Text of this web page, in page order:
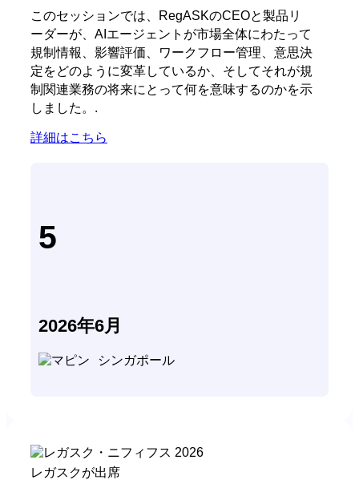
このセッションでは、RegASKのCEOと製品リ
ーダーが、AIエージェントが市場全体にわたって
規制情報、影響評価、ワークフロー管理、意思決
定をどのように変革しているか、そしてそれが規
制関連業務の将来にとって何を意味するのかを示
しました。.
詳細はこちら
5
2026年6月
シンガポール
レガスクが出席